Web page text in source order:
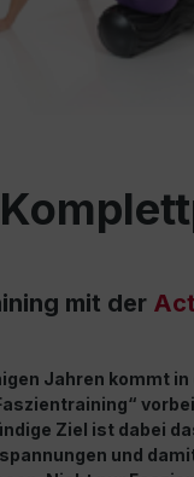
mit der
Jahren kommt
Ziel ist dabei
und